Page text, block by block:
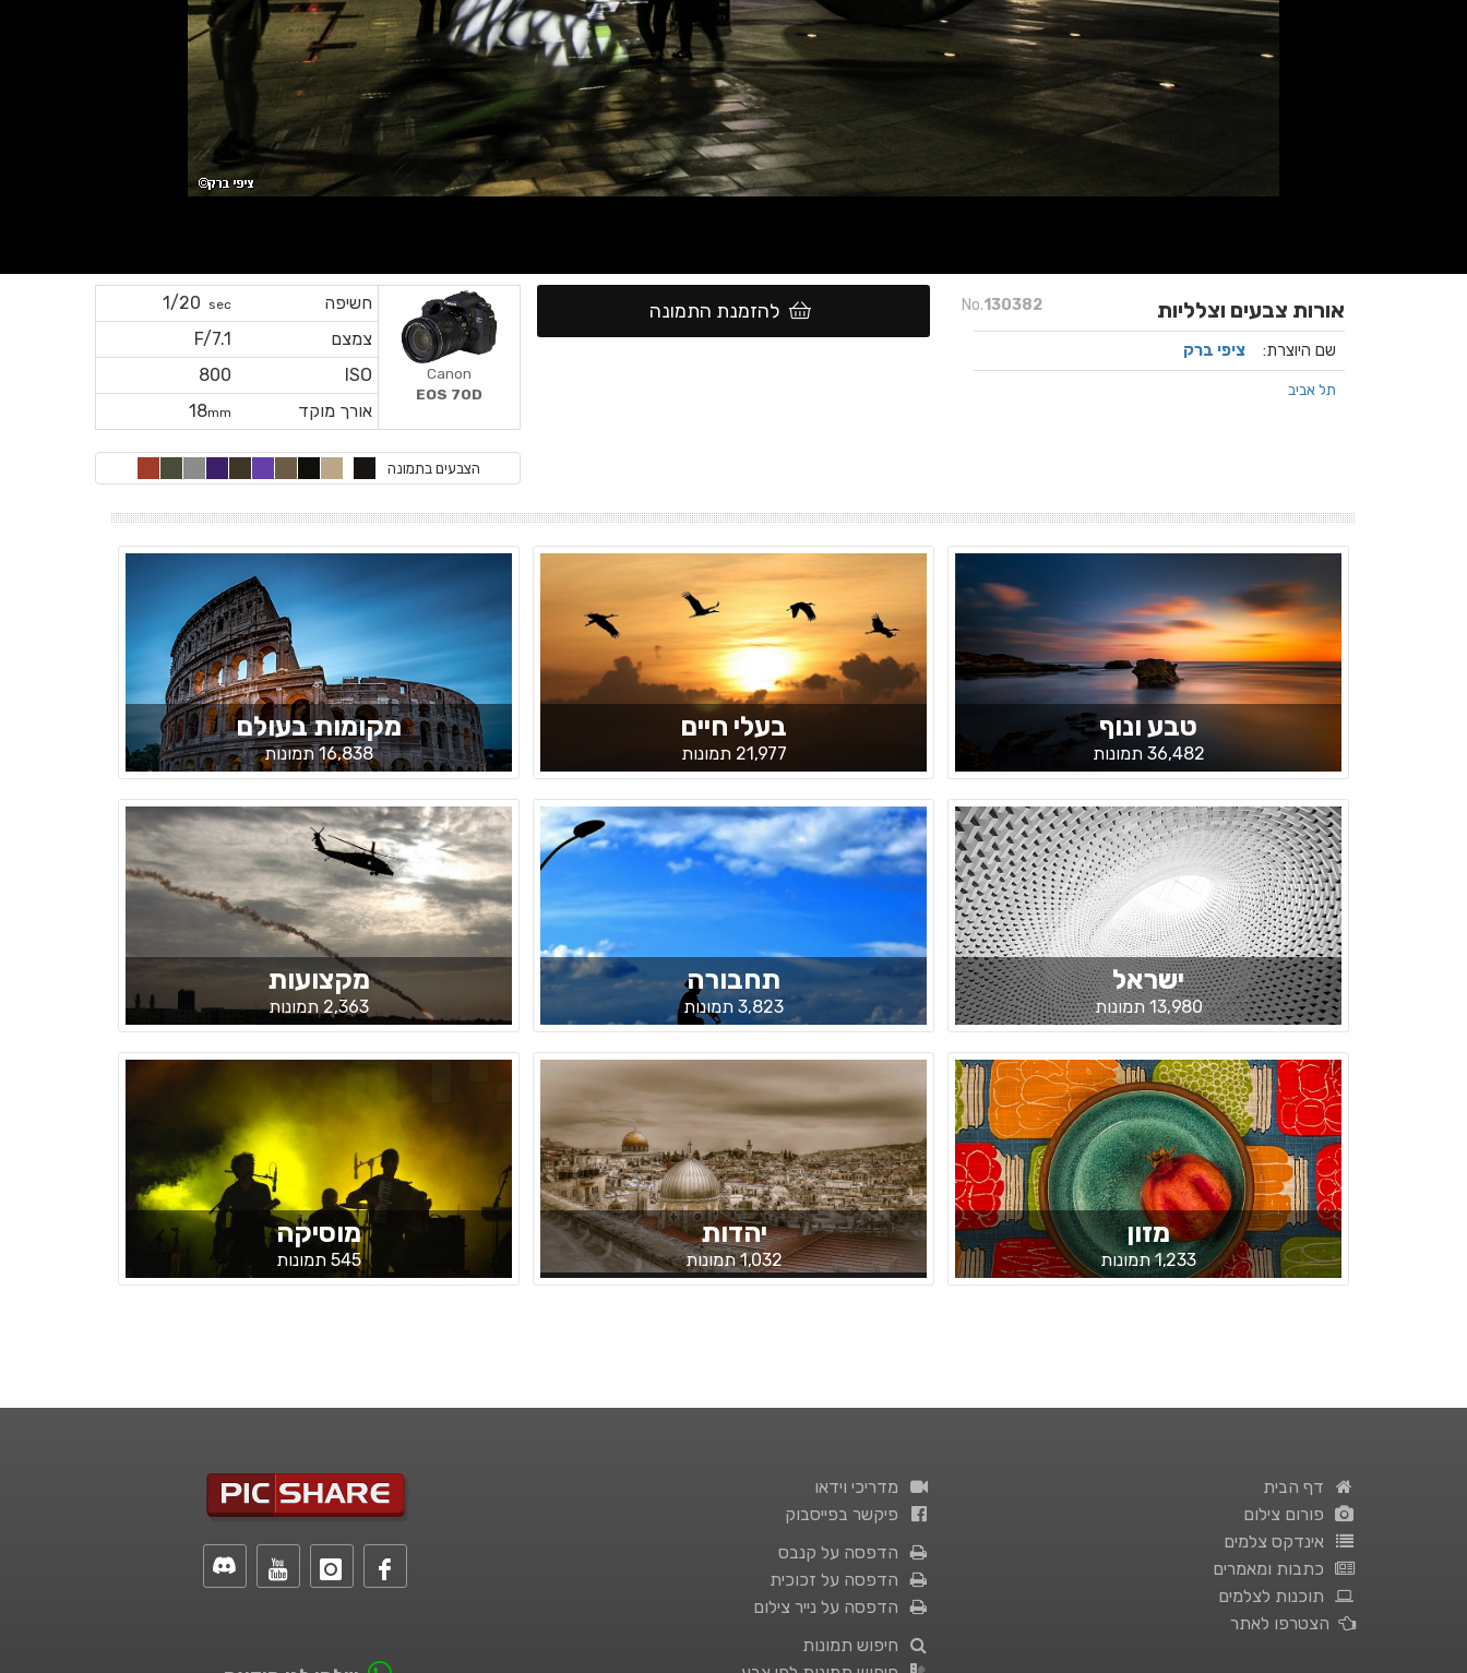
No.130382 אורות צבעים וצלליות
שם היוצרת: ציפי ברק
תל אביב
חשיפה sec
1/20
צמצם
F/7.1
ISO
800
אורך מוקד
18mm
Canon
EOS 70D
הצבעים בתמונה
להזמנת התמונה
טבע ונוף
36,482 תמונות
בעלי חיים
21,977 תמונות
מקומות בעולם
16,838 תמונות
ישראל
13,980 תמונות
תחבורה
3,823 תמונות
מקצועות
2,363 תמונות
מזון
1,233 תמונות
יהדות
1,032 תמונות
מוסיקה
545 תמונות
מדריכי וידאו
פיקשר בפייסבוק
הדפסה על קנבס
הדפסה על זכוכית
הדפסה על נייר צילום
חיפוש תמונות
דף הבית
פורום צילום
אינדקס צלמים
כתבות ומאמרים
תוכנות לצלמים
הצטרפו לאתר